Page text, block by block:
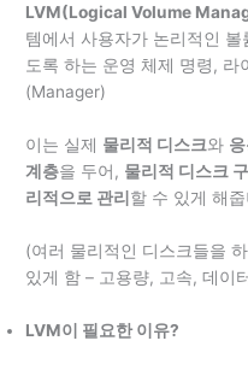
LVM(Logical Volume
템에서 사용자가 논리적인
도록 하는 운영 체제 명령,
(Manager)
이는 실제 물리적 디스크와
계층을 두어, 물리적 디스크
리적으로 관리 할 수 있게 해
(여러 물리적인 디스크들을
있게 함 – 고용량, 고속, 데이
LVM이 필요한 이유?